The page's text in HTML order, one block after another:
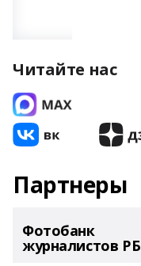
Читайте нас
Партнеры
Фотобанк
журналистов РБ